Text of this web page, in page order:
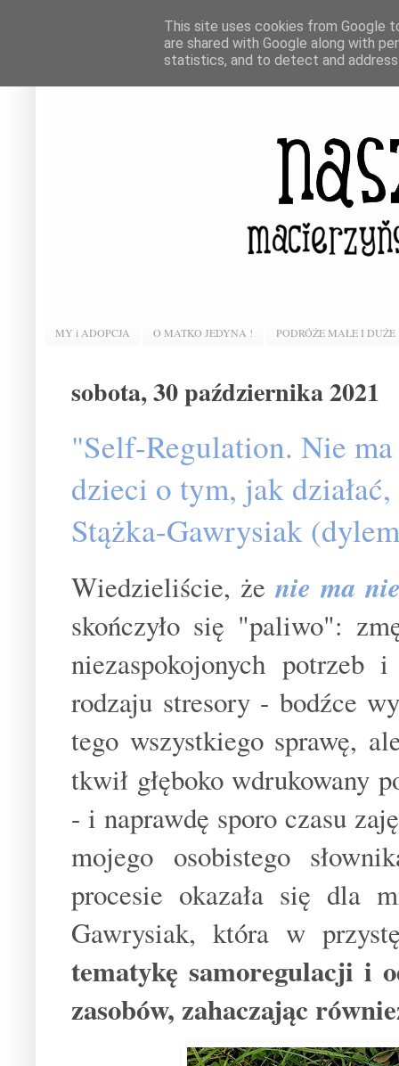
MY i ADOPCJA O MATKO JEDYNA ! PODRÓŻE MAŁE I DUŻE
sobota, 30 października 2021
"Self-Regulation. Nie
dzieci o tym, jak
Stążka-Gawrysiak
Wiedzieliście, że nie ma
skończyło się "paliwo":
niezaspokojonych potrzeb
rodzaju stresory - bodźce
tego wszystkiego sprawę,
tkwił głęboko wdrukowany
- i naprawdę sporo czasu
mojego osobistego
procesie okazała się dla
Gawrysiak, która w
tematykę samoregulacji i
zasobów, zahaczając
This site uses cookies from Google
are shared with Google along with
statistics, and to detect and address